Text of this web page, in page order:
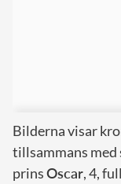
Bilderna visar
tillsammans med
prinsOscar, 4,